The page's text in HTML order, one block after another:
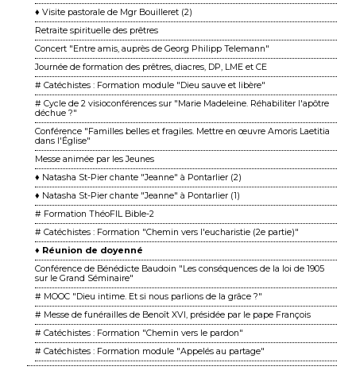
♦ Visite pastorale de Mgr Bouilleret (2)
Retraite spirituelle des prêtres
Concert "Entre amis, auprès de Georg Philipp Telemann"
Journée de formation des prêtres, diacres, DP, LME et CE
# Catéchistes : Formation module "Dieu sauve et libère"
# Cycle de 2 visioconférences sur "Marie Madeleine. Réhabiliter l'apôtre
déchue ?"
Conférence "Familles belles et fragiles. Mettre en œuvre Amoris Laetitia
dans l'Église"
Messe animée par les Jeunes
♦ Natasha St-Pier chante "Jeanne" à Pontarlier (2)
♦ Natasha St-Pier chante "Jeanne" à Pontarlier (1)
# Formation ThéoFIL Bible-2
# Catéchistes : Formation "Chemin vers l'eucharistie (2e partie)"
♦ Réunion de doyenné
Conférence de Bénédicte Baudoin "Les conséquences de la loi de 1905
sur le Grand Séminaire"
# MOOC "Dieu intime. Et si nous parlions de la grâce ?"
# Messe de funérailles de Benoît XVI, présidée par le pape François
# Catéchistes : Formation "Chemin vers le pardon"
# Catéchistes : Formation module "Appelés au partage"